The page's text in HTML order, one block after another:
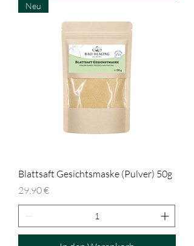
Neu
Blattsaft Gesichtsmaske (Pulver) 50g
Preis
29,90 €